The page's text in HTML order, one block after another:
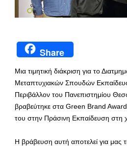
Share
Μια τιμητική διάκριση για το
Μεταπτυχιακών Σπουδών
Περιβάλλον του Πανεπιστημίου
βραβεύτηκε στα Green Brand
του στην Πράσινη Εκπαίδευση στη
Η βράβευση αυτή αποτελεί για μας